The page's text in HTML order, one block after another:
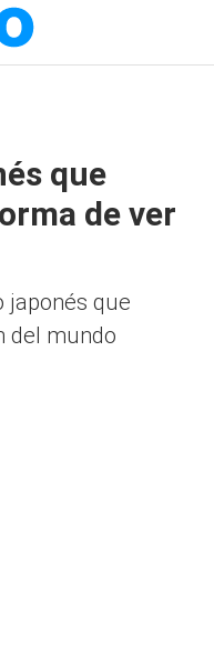
que
de ver
japonés que
del mundo